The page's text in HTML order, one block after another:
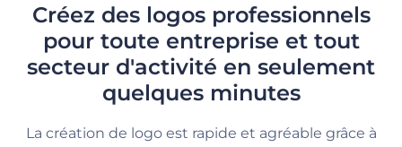
Créez des logos professionnels
pour toute entreprise et tout
secteur d'activité en seulement
quelques minutes
La création de logo est rapide et agréable grâce à